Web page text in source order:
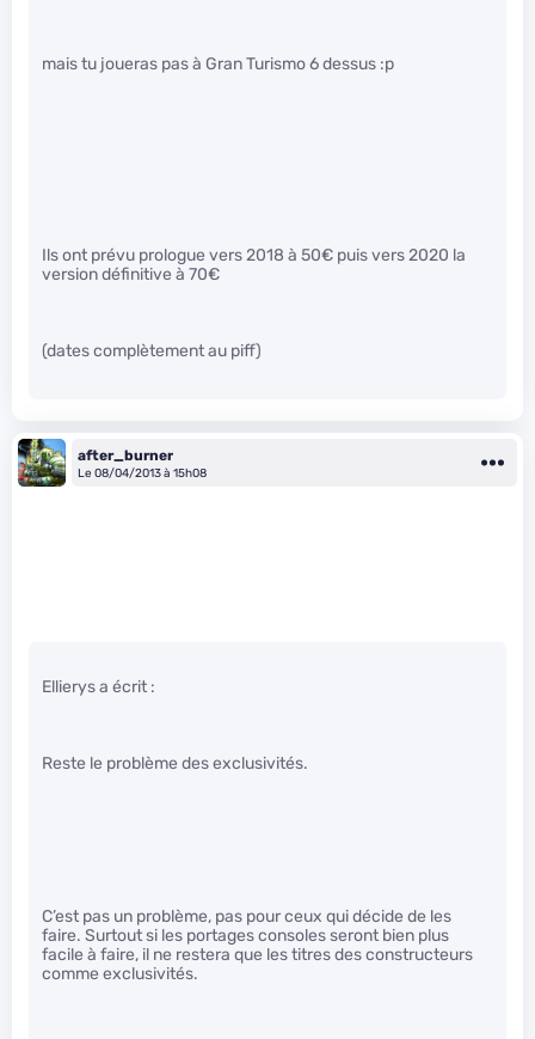
mais tu joueras pas à Gran Turismo 6 dessus :p
Ils ont prévu prologue vers 2018 à 50€ puis vers 2020 la
version définitive à 70€
(dates complètement au piff)
after_burner
Le 08/04/2013 à 15h08
Ellierys a écrit :
Reste le problème des exclusivités.
C’est pas un problème, pas pour ceux qui décide de les
faire. Surtout si les portages consoles seront bien plus
facile à faire, il ne restera que les titres des constructeurs
comme exclusivités.